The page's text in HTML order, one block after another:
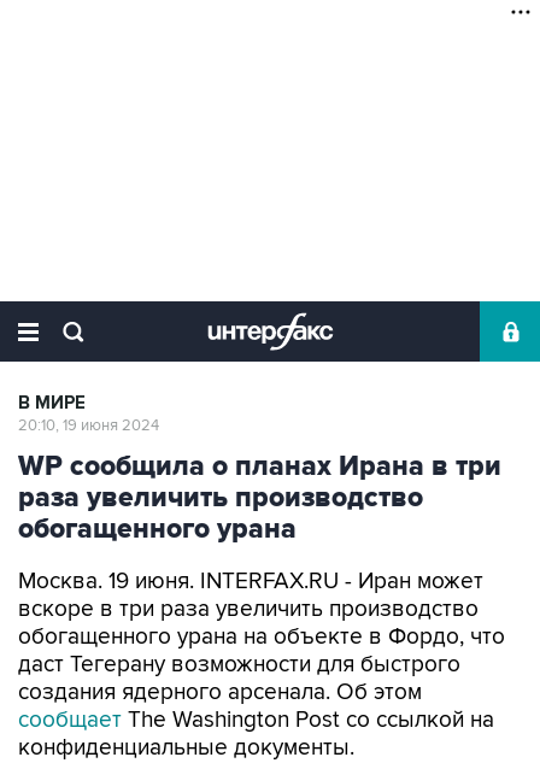
В МИРЕ
20:10, 19 июня 2024
WP сообщила о планах Ирана в три
раза увеличить производство
обогащенного урана
Москва. 19 июня. INTERFAX.RU - Иран может
вскоре в три раза увеличить производство
обогащенного урана на объекте в Фордо, что
даст Тегерану возможности для быстрого
создания ядерного арсенала. Об этом
сообщает The Washington Post со ссылкой на
конфиденциальные документы.